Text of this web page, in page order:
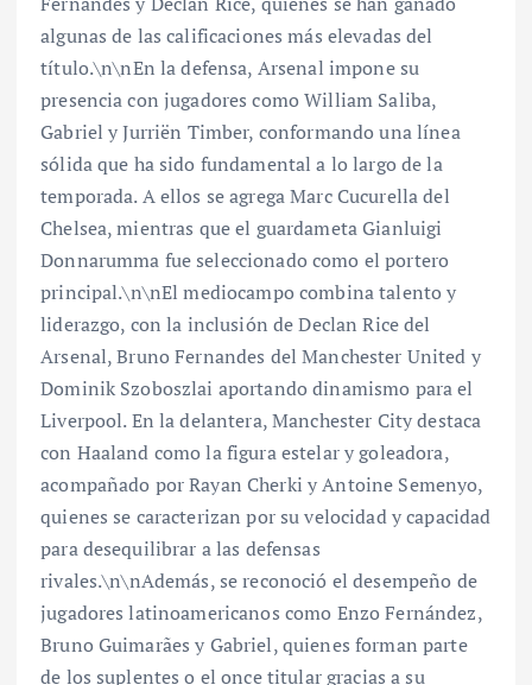
algunas de las calificaciones más elevadas del
título.\n\nEn la defensa, Arsenal impone su
presencia con jugadores como William Saliba,
Gabriel y Jurriën Timber, conformando una línea
sólida que ha sido fundamental a lo largo de la
temporada. A ellos se agrega Marc Cucurella del
Chelsea, mientras que el guardameta Gianluigi
Donnarumma fue seleccionado como el portero
principal.\n\nEl mediocampo combina talento y
liderazgo, con la inclusión de Declan Rice del
Arsenal, Bruno Fernandes del Manchester United y
Dominik Szoboszlai aportando dinamismo para el
Liverpool. En la delantera, Manchester City destaca
con Haaland como la figura estelar y goleadora,
acompañado por Rayan Cherki y Antoine Semenyo,
quienes se caracterizan por su velocidad y capacidad
para desequilibrar a las defensas
rivales.\n\nAdemás, se reconoció el desempeño de
jugadores latinoamericanos como Enzo Fernández,
Bruno Guimarães y Gabriel, quienes forman parte
de los suplentes o el once titular gracias a su